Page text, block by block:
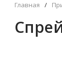
Главная /